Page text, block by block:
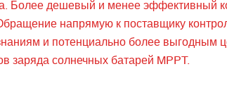
Более дешевый и менее эффективный
напрямую к поставщику
и потенциально более выгодным
заряда солнечных батарей MPPT.